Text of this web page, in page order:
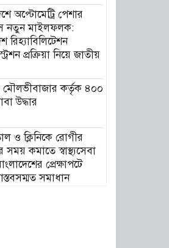
অপ্টোমেট্রি পেশার
নতুন মাইলফলক:
রিহ্যাবিলিটেশন
প্রক্রিয়া নিয়ে জাতীয়
মৌলভীবাজার কর্তৃক ৪০০
উদ্ধার
ও ক্লিনিকে রোগীর
সময় কমাতে স্বাস্থ্যসেবা
প্রেক্ষাপটে
সমাধান